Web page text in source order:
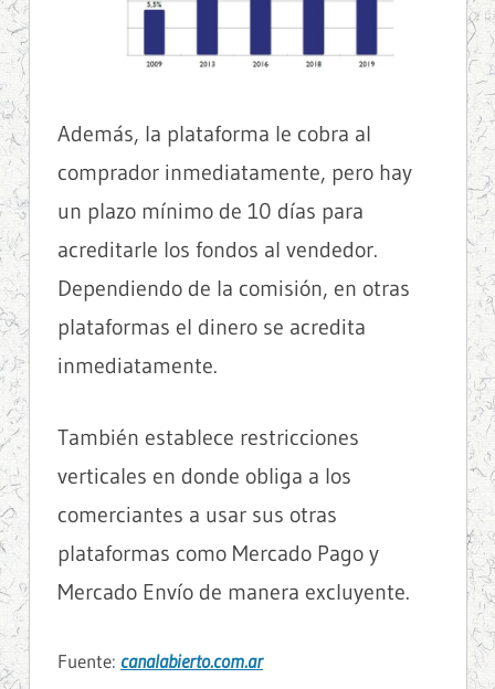
Además, la plataforma le cobra al
comprador inmediatamente, pero hay
un plazo mínimo de 10 días para
acreditarle los fondos al vendedor.
Dependiendo de la comisión, en otras
plataformas el dinero se acredita
inmediatamente.
También establece restricciones
verticales en donde obliga a los
comerciantes a usar sus otras
plataformas como Mercado Pago y
Mercado Envío de manera excluyente.
Fuente: canalabierto.com.ar